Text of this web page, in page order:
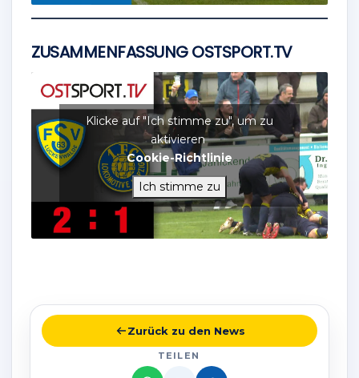
ZUSAMMENFASSUNG OSTSPORT.TV
Klicke auf "Ich stimme zu", um zu
aktivieren
Cookie-Richtlinie
Ich stimme zu
Zurück zu den News
TEILEN